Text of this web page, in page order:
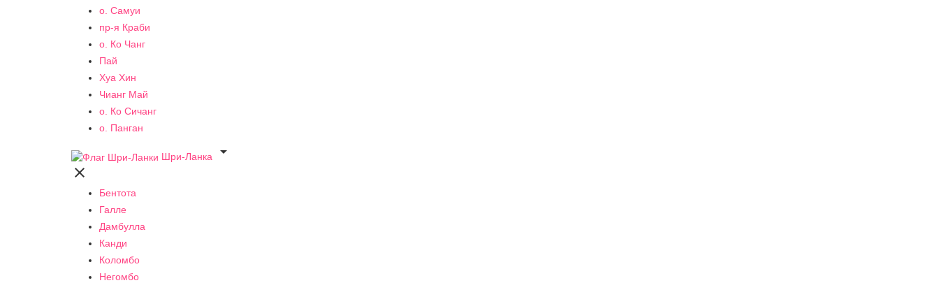
о. Самуи
пр-я Краби
о. Ко Чанг
Пай
Хуа Хин
Чианг Май
о. Ко Сичанг
о. Панган
Шри-Ланка


Бентота
Галле
Дамбулла
Канди
Коломбо
Негомбо